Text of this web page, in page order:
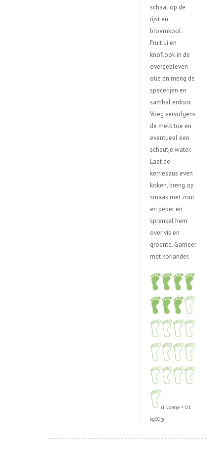
schaal op de
rijst en
bloemkool.
Fruit ui en
knoflook in de
overgebleven
olie en meng de
specerijen en
sambal erdoor.
Voeg vervolgens
de melk toe en
eventueel een
scheutje water.
Laat de
kerriesaus even
koken, breng op
smaak met zout
en peper en
sprenkel hem
over vis en
groente. Garneer
met koriander.
(1 voetje = 0,1
kgCO2)